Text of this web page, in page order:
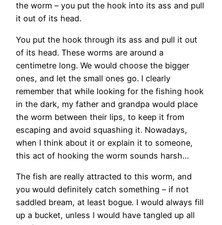
the worm – you put the hook into its ass and pull
it out of its head.
You put the hook through its ass and pull it out
of its head. These worms are around a
centimetre long. We would choose the bigger
ones, and let the small ones go. I clearly
remember that while looking for the fishing hook
in the dark, my father and grandpa would place
the worm between their lips, to keep it from
escaping and avoid squashing it. Nowadays,
when I think about it or explain it to someone,
this act of hooking the worm sounds harsh…
The fish are really attracted to this worm, and
you would definitely catch something – if not
saddled bream, at least bogue. I would always fill
up a bucket, unless I would have tangled up all